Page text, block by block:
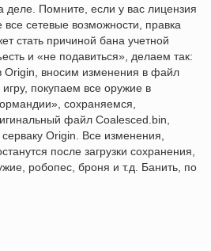
деле. Помните, если у вас лицензия
все сетевые возможности, правка
стать причиной бана учетной
и «не подавиться», делаем так:
Origin, вносим изменения в файл
покупаем все оружие в
сохраняемся,
файл Coalesced.bin,
Origin. Все изменения,
после загрузки сохранения,
робопес, броня и т.д. Банить, по